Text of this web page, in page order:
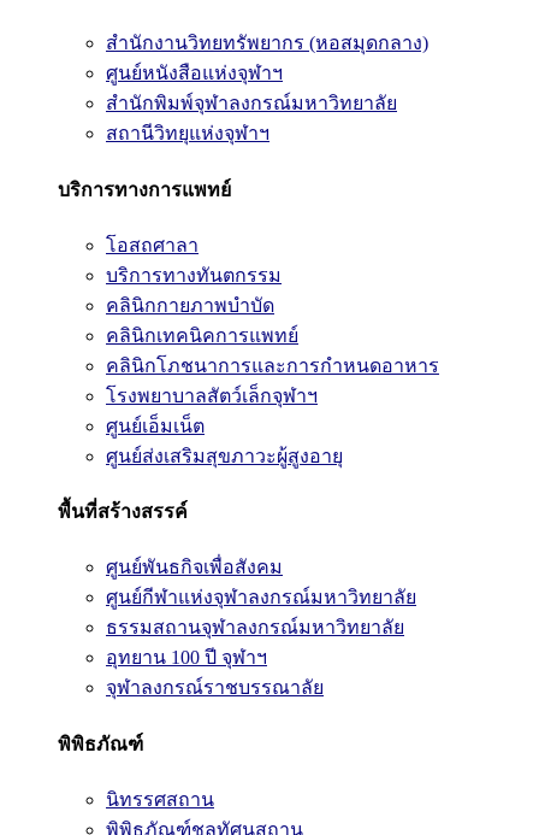
สำนักงานวิทยทรัพยากร (หอสมุดกลาง)
ศูนย์หนังสือแห่งจุฬาฯ
สำนักพิมพ์จุฬาลงกรณ์มหาวิทยาลัย
สถานีวิทยุแห่งจุฬาฯ
บริการทางการแพทย์
โอสถศาลา
บริการทางทันตกรรม
คลินิกกายภาพบำบัด
คลินิกเทคนิคการแพทย์
คลินิกโภชนาการและการกำหนดอาหาร
โรงพยาบาลสัตว์เล็กจุฬาฯ
ศูนย์เอ็มเน็ต
ศูนย์ส่งเสริมสุขภาวะผู้สูงอายุ
พื้นที่สร้างสรรค์
ศูนย์พันธกิจเพื่อสังคม
ศูนย์กีฬาแห่งจุฬาลงกรณ์มหาวิทยาลัย
ธรรมสถานจุฬาลงกรณ์มหาวิทยาลัย
อุทยาน 100 ปี จุฬาฯ
จุฬาลงกรณ์ราชบรรณาลัย
พิพิธภัณฑ์
นิทรรศสถาน
พิพิธภัณฑ์ชลทัศนสถาน